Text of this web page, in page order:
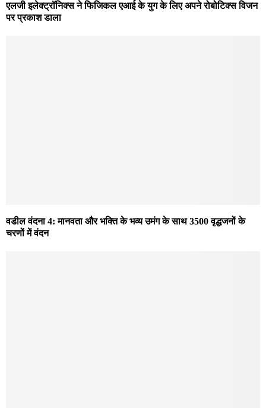
एलजी इलेक्ट्रॉनिक्स ने फिजिकल एआई के युग के लिए अपने रोबोटिक्स विजन
पर प्रकाश डाला
वडील वंदना 4: मानवता और भक्ति के भव्य उमंग के साथ 3500 वृद्धजनों के
चरणों में वंदन